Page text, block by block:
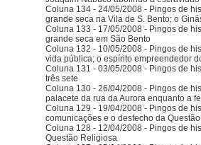
Coluna 134 - 24/05/2008 - Pingos de
grande seca na Vila de S. Bento; o
Coluna 133 - 17/05/2008 - Pingos de
grande seca em São Bento
Coluna 132 - 10/05/2008 - Pingos de
vida pública; o espírito empreendedor
Coluna 131 - 03/05/2008 - Pingos de
três sete
Coluna 130 - 26/04/2008 - Pingos de
palacete da rua da Aurora enquanto a
Coluna 129 - 19/04/2008 - Pingos de
comunicações e o desfecho da
Coluna 128 - 12/04/2008 - Pingos de
Questão Religiosa